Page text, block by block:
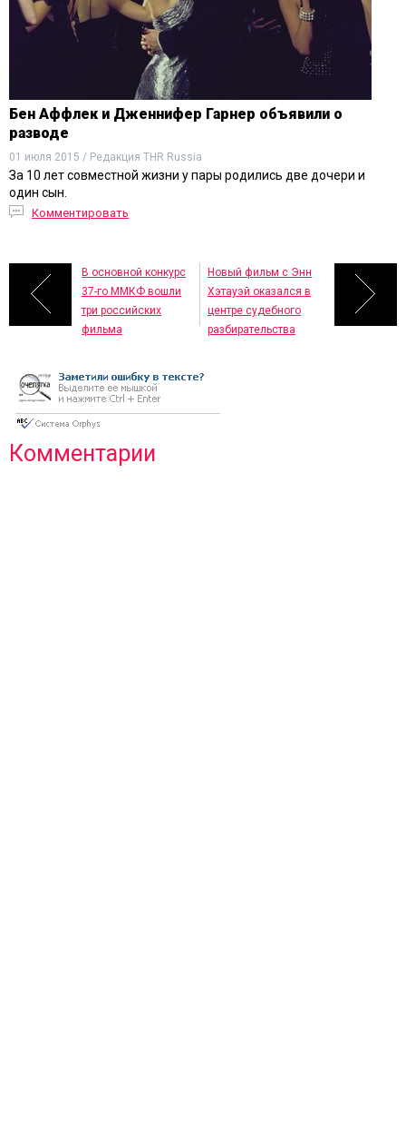
Бен Аффлек и Дженнифер Гарнер объявили о
разводе
01 июля 2015 / Редакция THR Russia
За 10 лет совместной жизни у пары родились две дочери и
один сын.
Комментировать
В основной конкурс
37-го ММКФ вошли
три российских
фильма
Новый фильм с Энн
Хэтауэй оказался в
центре судебного
разбирательства
Комментарии